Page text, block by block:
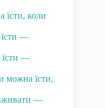
їсти, коли
їсти —
їсти —
можна їсти,
—